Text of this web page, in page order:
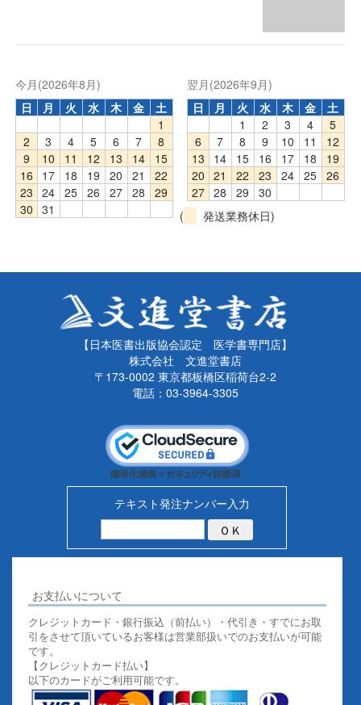
今月(2026年8月)
日
月 火 水 木 金
土
1
2
3 4 5 6 7
8
9
10 11 12 13 14
15
16
17 18 19 20 21
22
23
24 25 26 27 28
29
30
31
翌月(2026年9月)
日
月 火 水 木 金
土
1
2 3 4
5
6
7 8 9 10 11
12
13
14 15 16 17 18
19
20
21 22 23 24 25
26
27 28 29
30
(
発送業務休日)
【日本医書出版協会認定 医学書専門店】
株式会社 文進堂書店
〒173-0002 東京都板橋区稲荷台2-2
電話：03-3964-3305
テキスト発注ナンバー入力
お支払いについて
クレジットカード・銀行振込（前払い）・代引き・すでにお取
引をさせて頂いているお客様は営業部扱いでのお支払いが可能
です。
【クレジットカード払い】
以下のカードがご利用可能です。